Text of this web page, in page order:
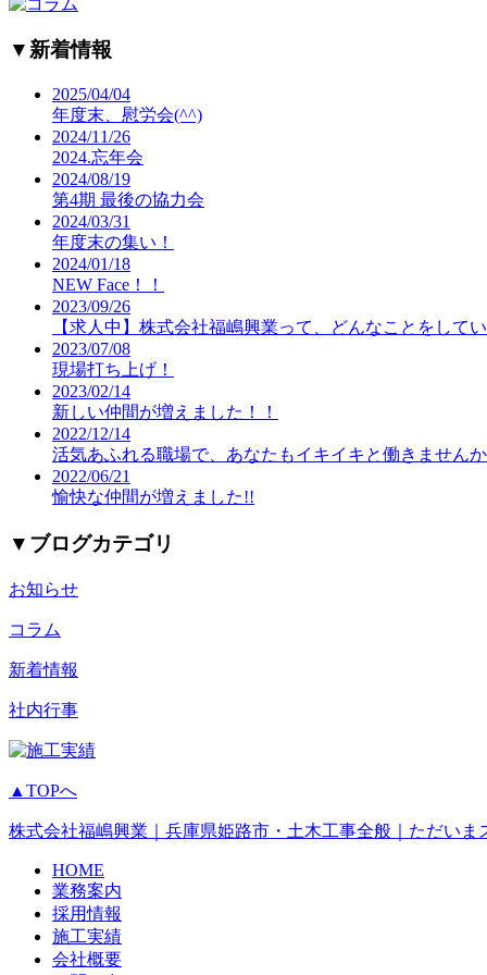
▼新着情報
2025/04/04
年度末、慰労会(^^)
2024/11/26
2024.忘年会
2024/08/19
第4期 最後の協力会
2024/03/31
年度末の集い！
2024/01/18
NEW Face！！
2023/09/26
【求人中】株式会社福嶋興業って、どんなことをして
2023/07/08
現場打ち上げ！
2023/02/14
新しい仲間が増えました！！
2022/12/14
活気あふれる職場で、あなたもイキイキと働きませんか
2022/06/21
愉快な仲間が増えました!!
▼ ブログカテゴリ
お知らせ
コラム
新着情報
社内行事
▲TOPへ
株式会社福嶋興業｜兵庫県姫路市・土木工事全般｜ただいま
HOME
業務案内
採用情報
施工実績
会社概要